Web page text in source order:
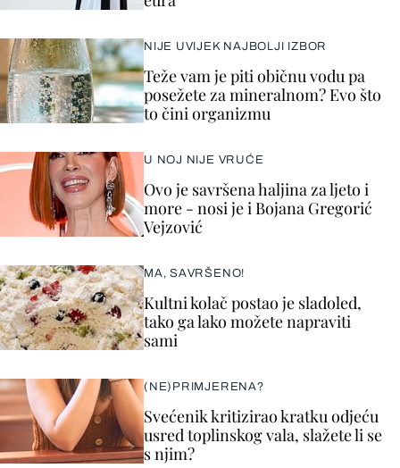
NIJE UVIJEK NAJBOLJI IZBOR
Teže vam je piti običnu vodu pa
posežete za mineralnom? Evo što
to čini organizmu
U NOJ NIJE VRUĆE
Ovo je savršena haljina za ljeto i
more - nosi je i Bojana Gregorić
Vejzović
MA, SAVRŠENO!
Kultni kolač postao je sladoled,
tako ga lako možete napraviti
sami
(NE)PRIMJERENA?
Svećenik kritizirao kratku odjeću
usred toplinskog vala, slažete li se
s njim?